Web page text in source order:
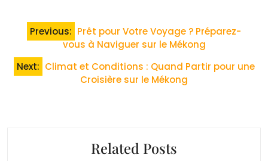
Navigation
l’article
Previous: Prêt pour Votre Voyage ? Préparez-
vous à Naviguer sur le Mékong
Next: Climat et Conditions : Quand Partir pour une
Croisière sur le Mékong
Related Posts